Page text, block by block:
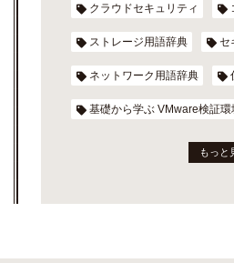
クラウドセキュリティ
ストレージ用語辞典 セ
ネットワーク用語辞典
基礎から学ぶ VMware検証環
もっと